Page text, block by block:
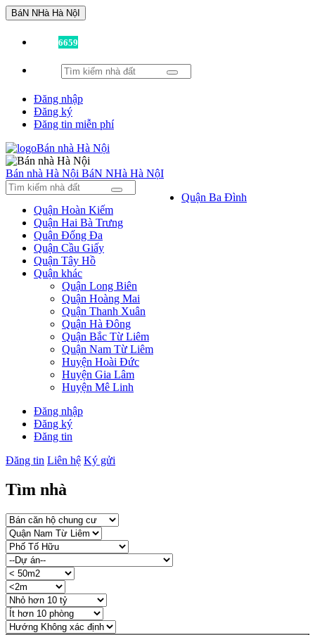
BáN NHà Hà NộI
6659
Đăng nhập
Đăng ký
Đăng tin miễn phí
Bán nhà Hà Nội BáN NHà Hà NộI
Quận Ba Đình
Quận Hoàn Kiếm
Quận Hai Bà Trưng
Quận Đống Đa
Quận Cầu Giấy
Quận Tây Hồ
Quận khác
Quận Long Biên
Quận Hoàng Mai
Quận Thanh Xuân
Quận Hà Đông
Quận Bắc Từ Liêm
Quận Nam Từ Liêm
Huyện Hoài Đức
Huyện Gia Lâm
Huyện Mê Linh
Đăng nhập
Đăng ký
Đăng tin
Đăng tin Liên hệ Ký gửi
Tìm nhà